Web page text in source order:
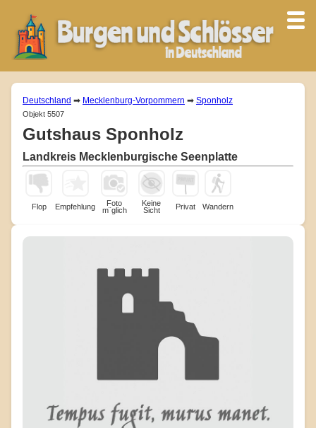
Deutschland ➡ Mecklenburg-Vorpommern ➡ Sponholz
Objekt 5507
Gutshaus Sponholz
Landkreis Mecklenburgische Seenplatte
Flop Empfehlung
Foto
m¨glich
Keine
Sicht
Privat Wandern